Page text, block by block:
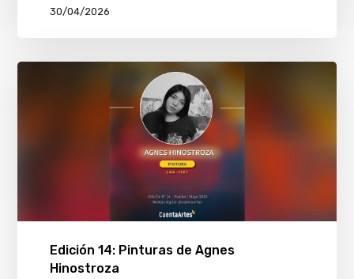
30/04/2026
Edición 14: Pinturas de Agnes
Hinostroza